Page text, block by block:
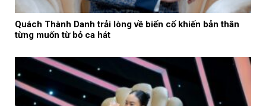
Quách Thành Danh trải lòng về biến cố khiến bản thân
từng muốn từ bỏ ca hát